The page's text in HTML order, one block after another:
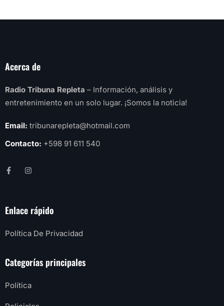
Acerca de
Radio Tribuna Repleta – Información, análisis y
entretenimiento en un solo lugar. ¡Somos la noticia!
Email: tribunarepleta@hotmail.com
Contacto: +598 91 611 540
Enlace rápido
Política De Privacidad
Categorías principales
Política